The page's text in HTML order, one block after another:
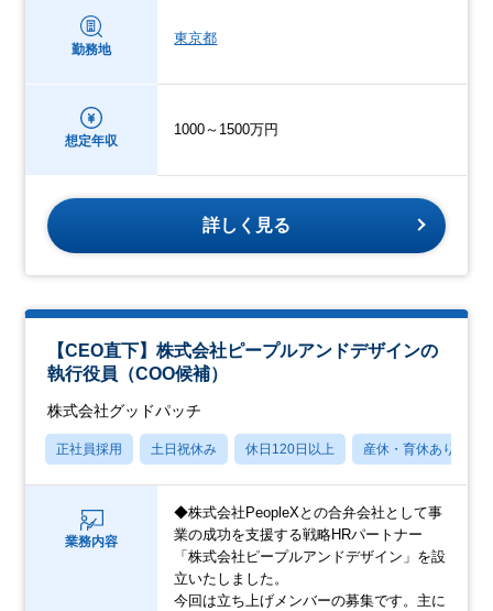
勤務地
東京都
想定年収
1000～1500万円
詳しく見る
【CEO直下】株式会社ピープルアンドデザインの
執行役員（COO候補）
株式会社グッドパッチ
正社員採用 土日祝休み 休日120日以上 産休・育休あり
業務内容
◆株式会社PeopleXとの合弁会社として事
業の成功を支援する戦略HRパートナー
「株式会社ピープルアンドデザイン」を設
立いたしました。
今回は立ち上げメンバーの募集です。主に